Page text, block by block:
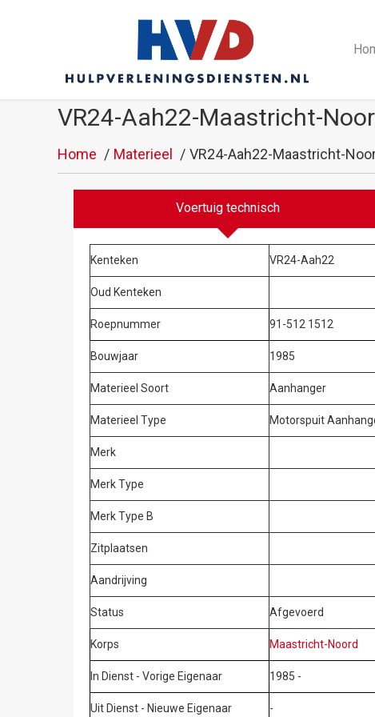
VR24-Aah22-Maastricht-
Home Materieel VR24-Aah22-Maastricht-
Voertuig technisch
Kenteken VR24-Aah22
Oud Kenteken
Roepnummer 91-512 1512
Bouwjaar 1985
Materieel Soort Aanhanger
Materieel Type Motorspuit
Merk
Merk Type
Merk Type B
Zitplaatsen
Aandrijving
Status Afgevoerd
Korps Maastricht-Noord
In Dienst - Vorige Eigenaar 1985 -
Uit Dienst - Nieuwe Eigenaar -